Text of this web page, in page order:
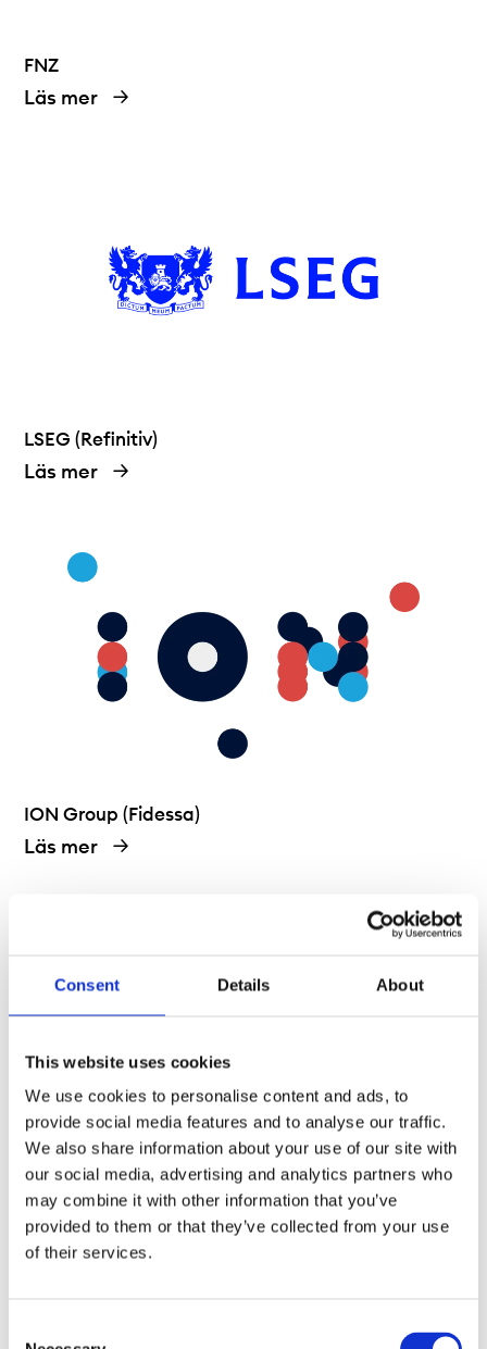
Consent Details About
This website uses cookies
We use cookies to personalise content and ads, to
provide social media features and to analyse our traffic.
We also share information about your use of our site with
our social media, advertising and analytics partners who
may combine it with other information that you’ve
provided to them or that they’ve collected from your use
of their services.
FNZ
Läs mer
LSEG (Refinitiv)
Läs mer
ION Group (Fidessa)
Läs mer
Läs mer